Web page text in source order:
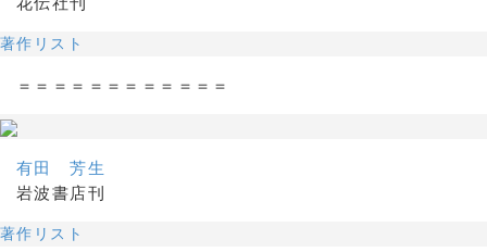
著作リスト
＝＝＝＝＝＝＝＝＝＝＝＝
有田 芳生
岩波書店刊
著作リスト